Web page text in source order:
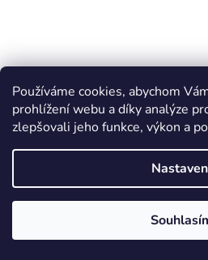
Používáme cookies, abychom
prohlížení webu a díky analýze
zlepšovali jeho funkce, výkon a